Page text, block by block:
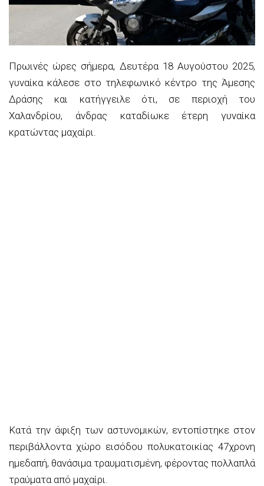
Πρωινές ώρες σήμερα, Δευτέρα 18 Αυγούστου 2025,
γυναίκα κάλεσε στο τηλεφωνικό κέντρο της Άμεσης
Δράσης και κατήγγειλε ότι, σε περιοχή του
Χαλανδρίου, άνδρας καταδίωκε έτερη γυναίκα
κρατώντας μαχαίρι.
Κατά την άφιξη των αστυνομικών, εντοπίστηκε στον
περιβάλλοντα χώρο εισόδου πολυκατοικίας 47χρονη
ημεδαπή, θανάσιμα τραυματισμένη, φέροντας πολλαπλά
τραύματα από μαχαίρι.